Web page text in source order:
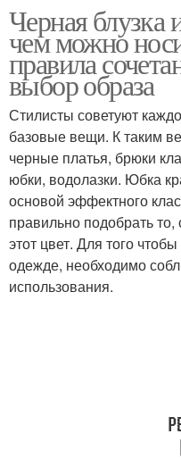
Черная блузка
чем можно
правила
выбор образа
Стилисты советуют
базовые вещи. К таким
черные платья, брюки
юбки, водолазки. Юбка
основой эффектного
правильно подобрать
этот цвет. Для того
одежде, необходимо
использования.